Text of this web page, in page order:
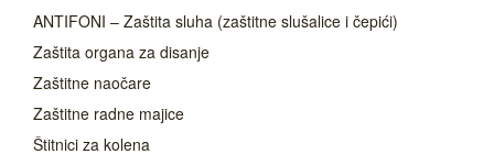
ANTIFONI – Zaštita sluha (zaštitne slušalice i čepići)
Zaštita organa za disanje
Zaštitne naočare
Zaštitne radne majice
Štitnici za kolena